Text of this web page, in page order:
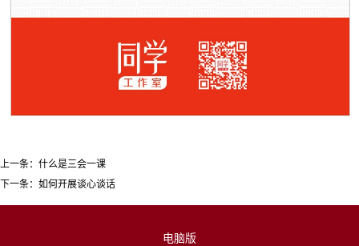
上一条： 什么是三会一课
下一条： 如何开展谈心谈话
电脑版